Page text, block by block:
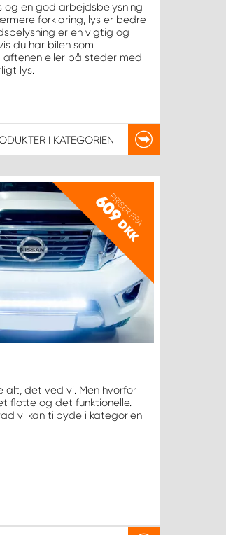
og en god arbejdsbelysning
forklaring, lys er bedre
er en vigtig og
du har bilen som
eller på steder med
lys.
I KATEGORIEN
PRISER FRA
609
DKK
alt, det ved vi. Men hvorfor
flotte og det funktionelle.
vi kan tilbyde i kategorien